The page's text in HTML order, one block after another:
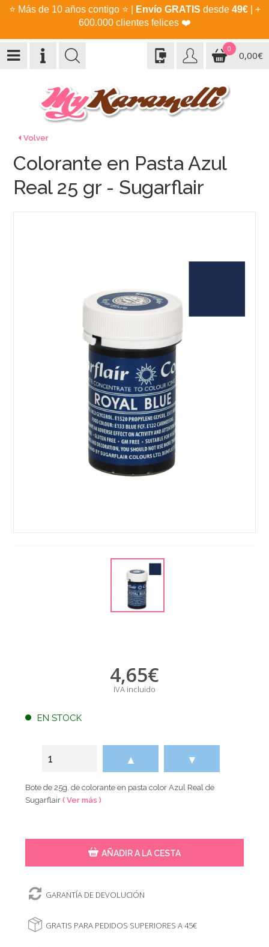
⭐ Más de 10 años contigo ⭐ Envío GRATIS desde 49€| +
600.000 clientes felices ❤️
0
0,00€
Volver
Colorante en Pasta Azul
Real 25 gr - Sugarflair
4,65€
IVA incluido
EN STOCK
▲ ▼
Bote de 25g. de colorante en pasta color Azul Real de
Sugarflair( Ver más )
AÑADIR A LA CESTA
GARANTÍA DE DEVOLUCIÓN
GRATIS PARA PEDIDOS SUPERIORES A 45€